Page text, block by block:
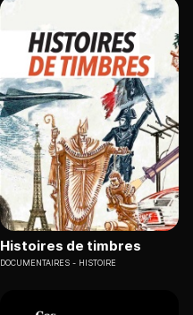
Histoires de timbres
DOCUMENTAIRES HISTOIRE